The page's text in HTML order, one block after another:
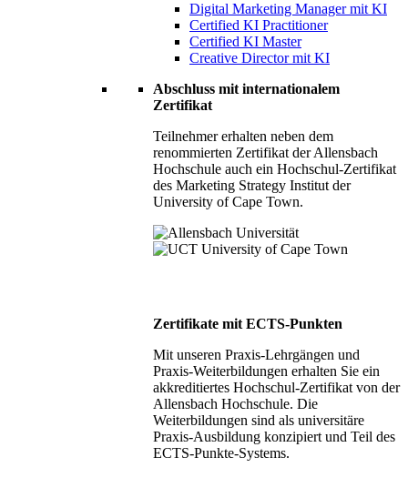
Digital Marketing Manager mit KI
Certified KI Practitioner
Certified KI Master
Creative Director mit KI
Abschluss mit internationalem
Zertifikat
Teilnehmer erhalten neben dem
renommierten Zertifikat der Allensbach
Hochschule auch ein Hochschul-Zertifikat
des Marketing Strategy Institut der
University of Cape Town.
Zertifikate mit ECTS-Punkten
Mit unseren Praxis-Lehrgängen und
Praxis-Weiterbildungen erhalten Sie ein
akkreditiertes Hochschul-Zertifikat von der
Allensbach Hochschule. Die
Weiterbildungen sind als universitäre
Praxis-Ausbildung konzipiert und Teil des
ECTS-Punkte-Systems.